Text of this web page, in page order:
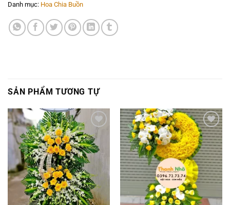
Danh mục: Hoa Chia Buồn
SẢN PHẨM TƯƠNG TỰ
Add to
wishlist
Add to
wishlist